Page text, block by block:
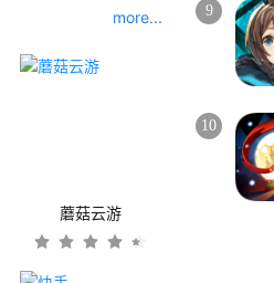
more...
蘑菇云游
9
10